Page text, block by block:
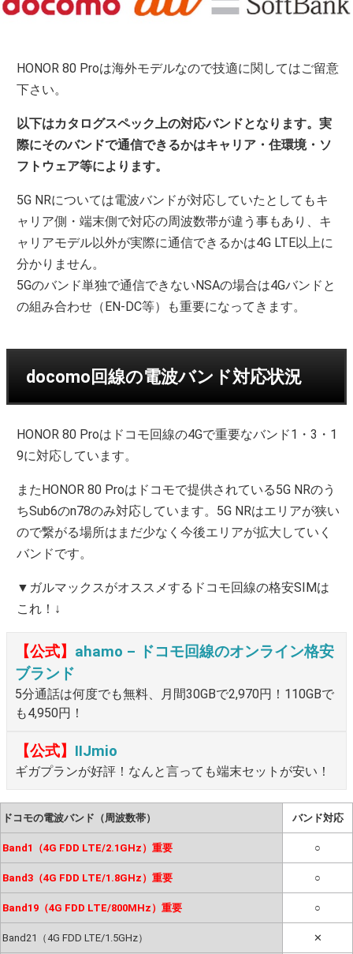
HONOR 80 Proは海外モデルなので技適に関してはご留意
下さい。
以下はカタログスペック上の対応バンドとなります。実
際にそのバンドで通信できるかはキャリア・住環境・ソ
フトウェア等によります。
5G NRについては電波バンドが対応していたとしてもキ
ャリア側・端末側で対応の周波数帯が違う事もあり、キ
ャリアモデル以外が実際に通信できるかは4G LTE以上に
分かりません。
5Gのバンド単独で通信できないNSAの場合は4Gバンドと
の組み合わせ（EN-DC等）も重要になってきます。
docomo回線の電波バンド対応状況
HONOR 80 Proはドコモ回線の4Gで重要なバンド1・3・1
9に対応しています。
またHONOR 80 Proはドコモで提供されている5G NRのう
ちSub6のn78のみ対応しています。5G NRはエリアが狭い
ので繋がる場所はまだ少なく今後エリアが拡大していく
バンドです。
▼ガルマックスがオススメするドコモ回線の格安SIMは
これ！↓
【公式】 ahamo – ドコモ回線のオンライン格安
ブランド
5分通話は何度でも無料、月間30GBで2,970円！110GBで
も4,950円！
【公式】 IIJmio
ギガプランが好評！なんと言っても端末セットが安い！
ドコモの電波バンド（周波数帯） バンド対応
Band1（4G FDD LTE/2.1GHz）重要 ○
Band3（4G FDD LTE/1.8GHz）重要 ○
Band19（4G FDD LTE/800MHz）重要 ○
Band21（4G FDD LTE/1.5GHz） ✕